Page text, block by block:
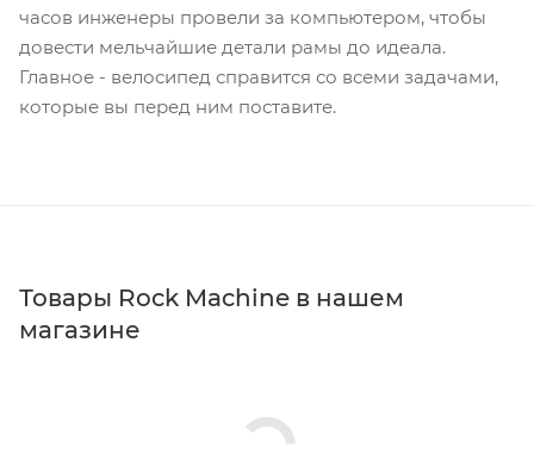
часов инженеры провели за компьютером, чтобы
довести мельчайшие детали рамы до идеала.
Главное - велосипед справится со всеми задачами,
которые вы перед ним поставите.
Товары Rock Machine в нашем
магазине